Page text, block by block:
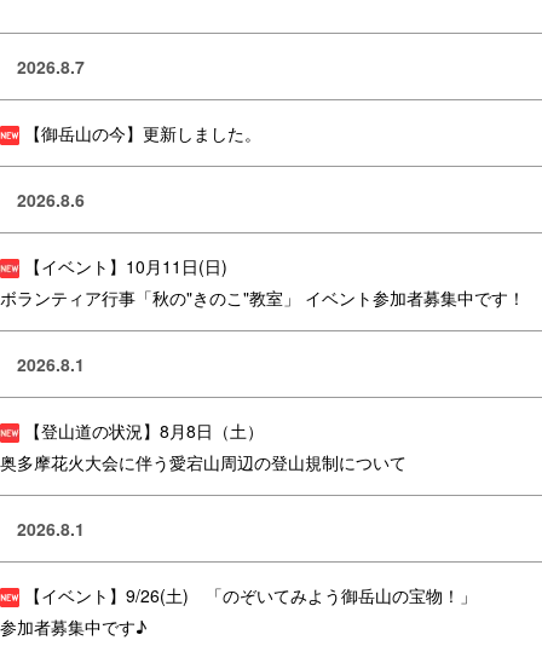
2026.8.7
【御岳山の今】更新しました。
2026.8.6
【イベント】10月11日(日)
ボランティア行事「秋の"きのこ"教室」 イベント参加者募集中です！
2026.8.1
【登山道の状況】8月8日（土）
奥多摩花火大会に伴う愛宕山周辺の登山規制について
2026.8.1
【イベント】9/26(土) 「のぞいてみよう御岳山の宝物！」
参加者募集中です♪